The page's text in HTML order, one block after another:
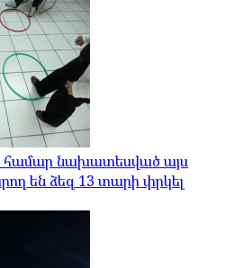
համար նախատեսված այս
են ձեզ 13 տարի փրկել